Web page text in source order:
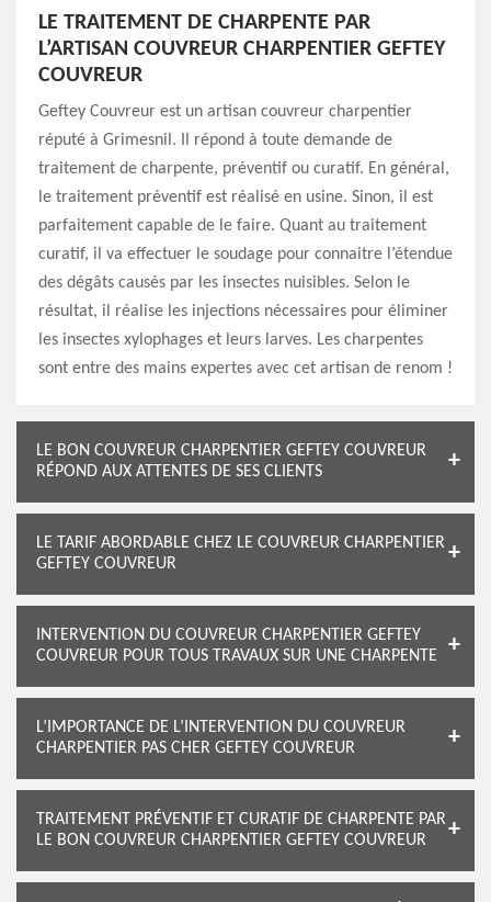
LE TRAITEMENT DE CHARPENTE PAR
L’ARTISAN COUVREUR CHARPENTIER GEFTEY
COUVREUR
Geftey Couvreur est un artisan couvreur charpentier
réputé à Grimesnil. Il répond à toute demande de
traitement de charpente, préventif ou curatif. En général,
le traitement préventif est réalisé en usine. Sinon, il est
parfaitement capable de le faire. Quant au traitement
curatif, il va effectuer le soudage pour connaitre l’étendue
des dégâts causés par les insectes nuisibles. Selon le
résultat, il réalise les injections nécessaires pour éliminer
les insectes xylophages et leurs larves. Les charpentes
sont entre des mains expertes avec cet artisan de renom !
LE BON COUVREUR CHARPENTIER GEFTEY COUVREUR
RÉPOND AUX ATTENTES DE SES CLIENTS
LE TARIF ABORDABLE CHEZ LE COUVREUR CHARPENTIER
GEFTEY COUVREUR
INTERVENTION DU COUVREUR CHARPENTIER GEFTEY
COUVREUR POUR TOUS TRAVAUX SUR UNE CHARPENTE
L’IMPORTANCE DE L’INTERVENTION DU COUVREUR
CHARPENTIER PAS CHER GEFTEY COUVREUR
TRAITEMENT PRÉVENTIF ET CURATIF DE CHARPENTE PAR
LE BON COUVREUR CHARPENTIER GEFTEY COUVREUR